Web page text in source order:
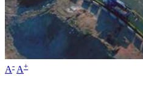
A- A+